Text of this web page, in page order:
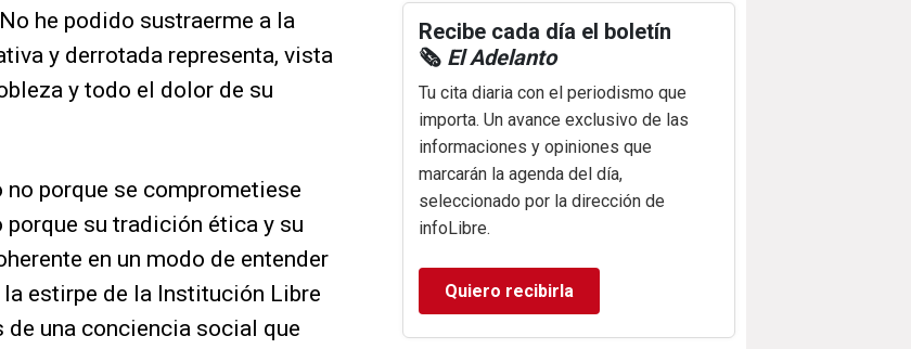
he podido sustraerme a la
y derrotada representa, vista
y todo el dolor de su
porque se comprometiese
su tradición ética y su
en un modo de entender
estirpe de la Institución Libre
de una conciencia social que
Recibe cada día el boletín
🗞️ El Adelanto
Tu cita diaria con el periodismo que
importa. Un avance exclusivo de las
informaciones y opiniones que
marcarán la agenda del día,
seleccionado por la dirección de
infoLibre.
Quiero recibirla